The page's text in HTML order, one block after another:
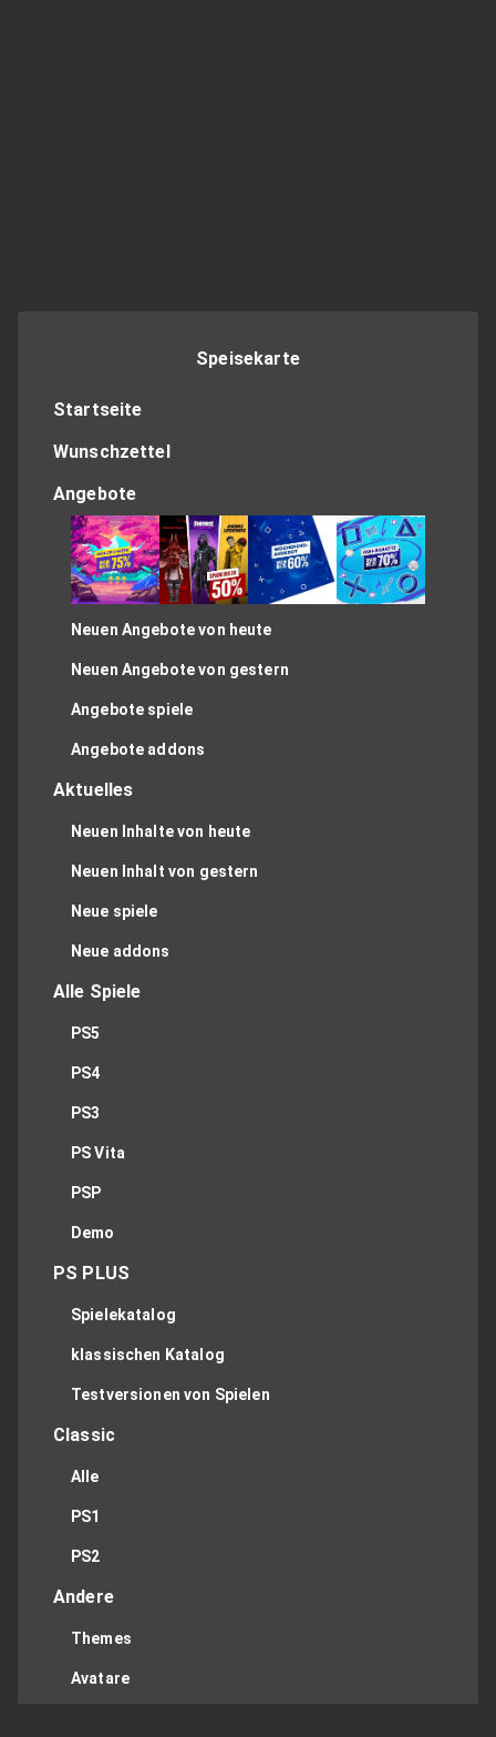
Speisekarte
Startseite
Wunschzettel
Angebote
Neuen Angebote von heute
Neuen Angebote von gestern
Angebote spiele
Angebote addons
Aktuelles
Neuen Inhalte von heute
Neuen Inhalt von gestern
Neue spiele
Neue addons
Alle Spiele
PS5
PS4
PS3
PS Vita
PSP
Demo
PS PLUS
Spielekatalog
klassischen Katalog
Testversionen von Spielen
Classic
Alle
PS1
PS2
Andere
Themes
Avatare